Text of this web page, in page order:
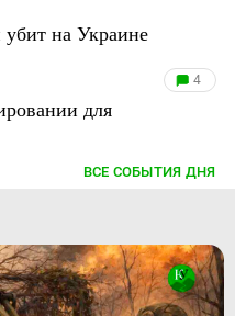
убит на Украине
4
для
ВСЕ СОБЫТИЯ ДНЯ